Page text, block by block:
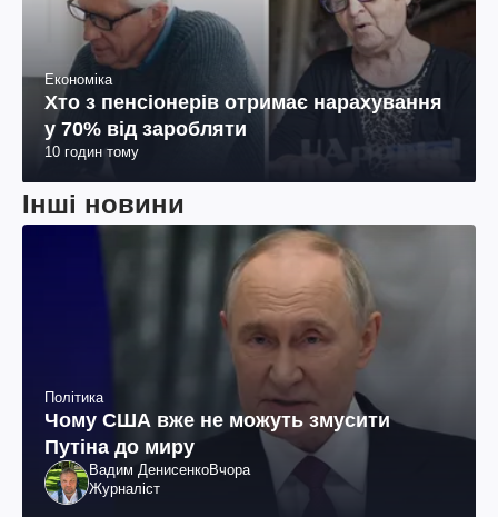
Економіка
Хто з пенсіонерів отримає нарахування
у 70% від заробляти
10 годин тому
Інші новини
Політика
Чому США вже не можуть змусити
Путіна до миру
Вадим ДенисенкоВчора
Журналіст